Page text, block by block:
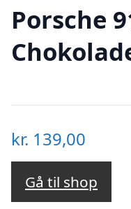
Porsche
kr. 139,00
Gå til shop